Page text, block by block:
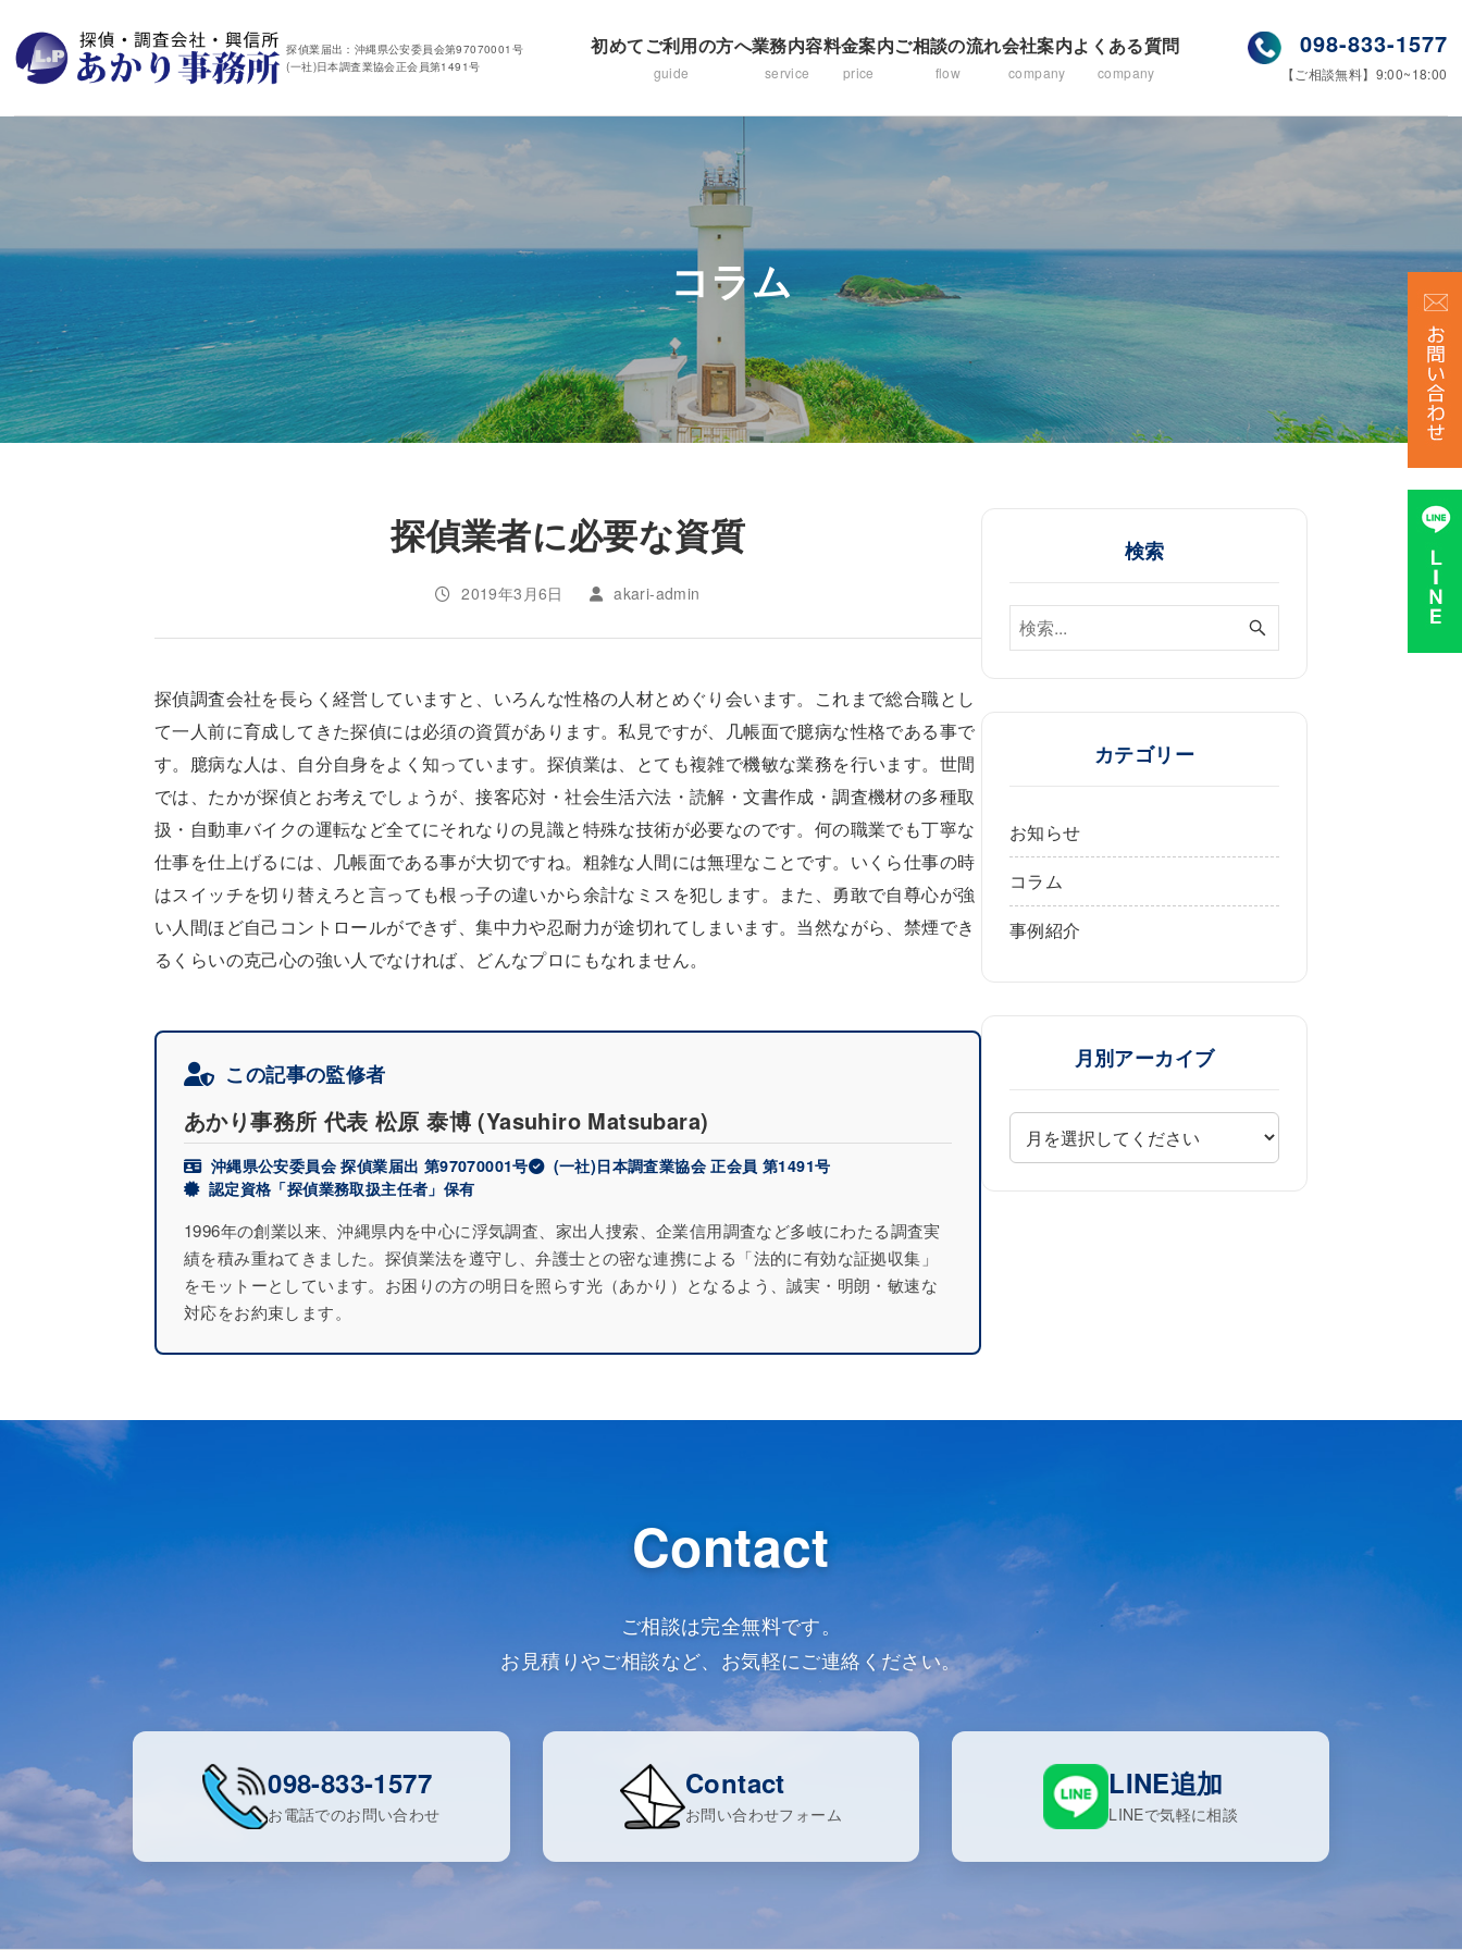
探偵業届出：沖縄県公安委員会第97070001号
(一社)日本調査業協会正会員第1491号
初めてご利用の方へ
guide
業務内容
service
料金案内
price
ご相談の流れ
flow
会社案内
company
よくある質問
company
098-833-1577
【ご相談無料】9:00~18:00
コラム
探偵業者に必要な資質
2019年3月6日 akari-admin
探偵調査会社を長らく経営していますと、いろんな性格の人材とめぐり会います。これまで総合職とし
て一人前に育成してきた探偵には必須の資質があります。私見ですが、几帳面で臆病な性格である事で
す。臆病な人は、自分自身をよく知っています。探偵業は、とても複雑で機敏な業務を行います。世間
では、たかが探偵とお考えでしょうが、接客応対・社会生活六法・読解・文書作成・調査機材の多種取
扱・自動車バイクの運転など全てにそれなりの見識と特殊な技術が必要なのです。何の職業でも丁寧な
仕事を仕上げるには、几帳面である事が大切ですね。粗雑な人間には無理なことです。いくら仕事の時
はスイッチを切り替えろと言っても根っ子の違いから余計なミスを犯します。また、勇敢で自尊心が強
い人間ほど自己コントロールができず、集中力や忍耐力が途切れてしまいます。当然ながら、禁煙でき
るくらいの克己心の強い人でなければ、どんなプロにもなれません。
この記事の監修者
あかり事務所 代表 松原 泰博(Yasuhiro Matsubara)
沖縄県公安委員会 探偵業届出 第97070001号
(一社)日本調査業協会 正会員 第1491号
認定資格「探偵業務取扱主任者」保有
1996年の創業以来、沖縄県内を中心に浮気調査、家出人捜索、企業信用調査など多岐にわたる調査実
績を積み重ねてきました。探偵業法を遵守し、弁護士との密な連携による「法的に有効な証拠収集」
をモットーとしています。お困りの方の明日を照らす光（あかり）となるよう、誠実・明朗・敏速な
対応をお約束します。
検索
カテゴリー
お知らせ
コラム
事例紹介
月別アーカイブ
Contact
ご相談は完全無料です。
お見積りやご相談など、お気軽にご連絡ください。
098-833-1577
お電話でのお問い合わせ
Contact
お問い合わせフォーム
LINE追加
LINEで気軽に相談